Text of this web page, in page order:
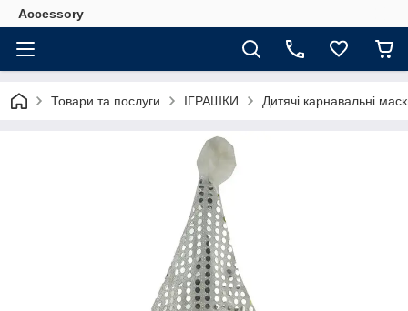
Accessory
Товари та послуги ІГРАШКИ Дитячі карнавальні